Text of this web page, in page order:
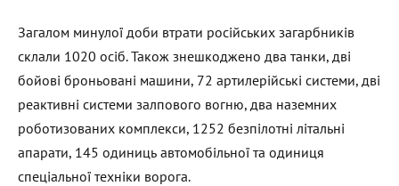
Загалом минулої доби втрати російських загарбників
склали 1020 осіб. Також знешкоджено два танки, дві
бойові броньовані машини, 72 артилерійські системи, дві
реактивні системи залпового вогню, два наземних
роботизованих комплекси, 1252 безпілотні літальні
апарати, 145 одиниць автомобільної та одиниця
спеціальної техніки ворога.